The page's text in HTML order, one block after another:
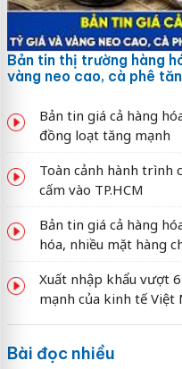
Bản tin thị trường hàng
vàng neo cao, cà phê
Bản tin giá cả hàng
đồng loạt tăng mạnh
Toàn cảnh hành trình
cấm vào TP.HCM
Bản tin giá cả hàng
hóa, nhiều mặt hàng
Xuất nhập khẩu vượt
mạnh của kinh tế Việt
Bài đọc nhiều